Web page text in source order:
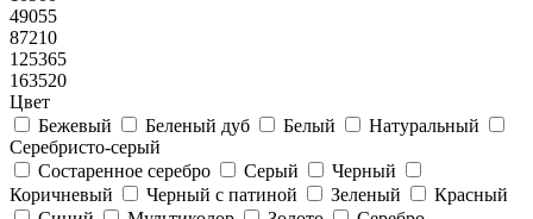
49055
87210
125365
163520
Цвет
Бежевый
Беленый дуб Белый
Натуральный
Серебристо-серый
Состаренное серебро
Серый
Черный
Коричневый
Черный с патиной Зеленый
Красный